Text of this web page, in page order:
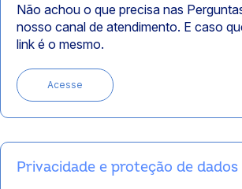
Não achou o que precisa nas
nosso canal de atendimento. E caso
link é o mesmo.
Acesse
Privacidade e proteção de dados